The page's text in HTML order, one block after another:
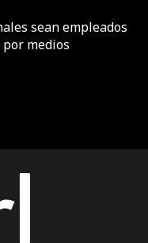
sean empleados
medios